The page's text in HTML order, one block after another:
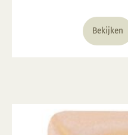
Bekijken